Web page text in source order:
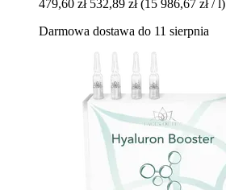
479,60 zł 532,89 zł (15 986,67 zł / l)
Darmowa dostawa do 11 sierpnia